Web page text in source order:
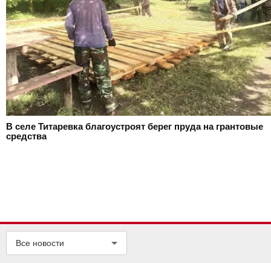
В селе Титаревка благоустроят берег пруда на грантовые
средства
Все новости